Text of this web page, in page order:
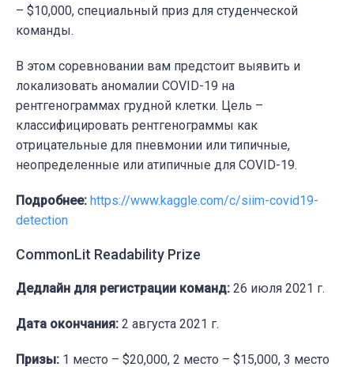
– $10,000, специальный приз для студенческой
команды.
В этом соревновании вам предстоит выявить и
локализовать аномалии COVID-19 на
рентгенограммах грудной клетки. Цель –
классифицировать рентгенограммы как
отрицательные для пневмонии или типичные,
неопределенные или атипичные для COVID-19.
Подробнее: https://www.kaggle.com/c/siim-covid19-
detection
CommonLit Readability Prize
Дедлайн для регистрации команд: 26 июля 2021 г.
Дата окончания: 2 августа 2021 г.
Призы: 1 место – $20,000, 2 место – $15,000, 3 место